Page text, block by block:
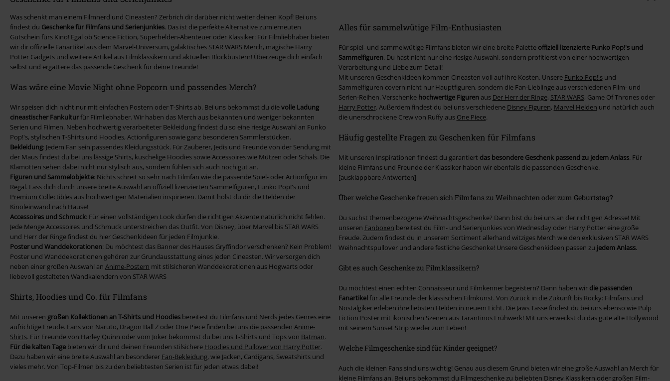
Was schenkt man einem Filmnerd und Cineasten? Zerbrich dir darüber nicht weiter deinen Kopf! Bei uns
findest du Geschenke für Filmfans und Serienjunkies. Das ist die perfekte Alternative zum erneuten
Gutschein fürs Kino! Egal ob Science Fiction, Superhelden-Abenteuer oder Klassiker: Für Filmliebhaber bieten
wir dir offizielle Fanartikel aus dem Marvel-Universum, galaktisches STAR WARS Merch, magische Harry
Potter Gadgets und weitere Artikel aus Filmklassikern und aktuellen Blockbustern! Überzeuge dich einfach
selbst und ergattere das passende Geschenk für deine Freunde!
Was wäre eine Movie Night ohne Popcorn und passendes Merch?
Wir speisen dich nicht nur mit einfachen Postern oder T-Shirts ab. Bei uns bekommst du dievolle Ladung
cineastischer Fankulturfür Filmliebhaber. Wir haben das Merch aus bekannten und weniger bekannten
Serien und Filmen. Neben hochwertig verarbeiteter Bekleidung findest du so eine riesige Auswahl an Funko
Pop!'s, stylischen T-Shirts und Hoodies, Actionfiguren sowie ganz besonderen Sammlerstücken.
Bekleidung: Jedem Fan sein passendes Kleidungsstück. Für Zauberer, Jedis und Freunde von der Sendung mit
der Maus findest du bei uns lässige Shirts, kuschelige Hoodies sowie Accessoires wie Mützen oder Schals. Die
Klamotten sehen dabei nicht nur stylisch aus, sondern fühlen sich auch noch gut an.
Figuren und Sammelobjekte: Nichts schreit so sehr nach Filmfan wie die passende Spiel- oder Actionfigur im
Regal. Lass dich durch unsere breite Auswahl an offiziell lizenzierten Sammelfiguren, Funko Pop!'s und
Premium Collectibles aus hochwertigen Materialien inspirieren. Damit holst du dir die Helden der
Kinoleinwand nach Hause!
Accessoires und Schmuck: Für einen vollständigen Look dürfen die richtigen Akzente natürlich nicht fehlen.
Jede Menge Accessoires und Schmuck unterstreichen das Outfit. Von Disney, über Marvel bis STAR WARS
und Herr der Ringe findest du hier Geschenkideen für jeden Filmjunkie.
Poster und Wanddekorationen: Du möchtest das Banner des Hauses Gryffindor verschenken? Kein Problem!
Poster und Wanddekorationen gehören zur Grundausstattung eines jeden Cineasten. Wir versorgen dich
neben einer großen Auswahl an Anime-Postern mit stilsicheren Wanddekorationen aus Hogwarts oder
liebevoll gestalteten Wandkalendern von STAR WARS
Shirts, Hoodies und Co. für Filmfans
Mit unseren großen Kollektionen an T-Shirts und Hoodies bereitest du Filmfans und Nerds jedes Genres eine
aufrichtige Freude. Fans von Naruto, Dragon Ball Z oder One Piece finden bei uns die passenden Anime-
Shirts. Für Freunde von Harley Quinn oder vom Joker bekommst du bei uns T-Shirts und Tops von Batman.
Für die kalten Tage bieten wir dir und deinen Freunden stilsichere Hoodies und Pullover von Harry Potter.
Dazu haben wir eine breite Auswahl an besonderer Fan-Bekleidung, wie Jacken, Cardigans, Sweatshirts und
vieles mehr. Von Top-Filmen bis zu den beliebtesten Serien ist für jeden etwas dabei!
Alles für sammelwütige Film-Enthusiasten
Für spiel- und sammelwütige Filmfans bieten wir eine breite Palette offiziell lizenzierte Funko Pop!'s und
Sammelfiguren. Du hast nicht nur eine riesige Auswahl, sondern profitierst von einer hochwertigen
Verarbeitung und Liebe zum Detail!
Mit unseren Geschenkideen kommen Cineasten voll auf ihre Kosten. Unsere Funko Pop!'sund
Sammelfiguren covern nicht nur Hauptfiguren, sondern die Fan-Lieblinge aus verschiedenen Film- und
Serien-Reihen. Verschenke hochwertige Figurenaus Der Herr der Ringe, STAR WARS, Game Of Thrones oder
Harry Potter. Außerdem findest du bei uns verschiedene Disney Figuren, Marvel Helden und natürlich auch
die unerschrockene Crew von Ruffy aus One Piece.
Häufig gestellte Fragen zu Geschenken für Filmfans
Mit unseren Inspirationen findest du garantiert das besondere Geschenk passend zu jedem Anlass. Für
kleine Filmfans und Freunde der Klassiker haben wir ebenfalls die passenden Geschenke.
[ausklappbare Antworten]
Über welche Geschenke freuen sich Filmfans zu Weihnachten oder zum Geburtstag?
Du suchst themenbezogene Weihnachtsgeschenke? Dann bist du bei uns an der richtigen Adresse! Mit
unseren Fanboxen bereitest du Film- und Serienjunkies von Wednesday oder Harry Potter eine große
Freude. Zudem findest du in unserem Sortiment allerhand witziges Merch wie den exklusiven STAR WARS
Weihnachtspullover und andere festliche Geschenke! Unsere Geschenkideen passen zu jedem Anlass.
Gibt es auch Geschenke zu Filmklassikern?
Du möchtest einen echten Connaisseur und Filmkenner begeistern? Dann haben wir die passenden
Fanartikelfür alle Freunde der klassischen Filmkunst. Von Zurück in die Zukunft bis Rocky: Filmfans und
Nostalgiker erleben ihre liebsten Helden in neuem Licht. Die Jaws Tasse findest du bei uns ebenso wie Pulp
Fiction Poster mit ikonischen Szenen aus Tarantinos Frühwerk! Mit uns erweckst du das gute alte Hollywood
mit seinem Sunset Strip wieder zum Leben!
Welche Filmgeschenke sind für Kinder geeignet?
Auch die kleinen Fans sind uns wichtig! Genau aus diesem Grund bieten wir eine große Auswahl an Merch für
kleine Filmfans an. Bei uns bekommst du Filmgeschenke zu beliebten Disney Klassikern oder großen Film-